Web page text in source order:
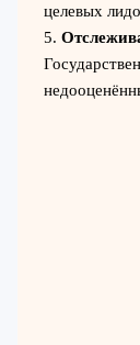
целевых
5.